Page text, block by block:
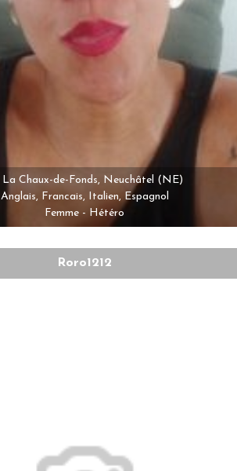
La Chaux-de-Fonds, Neuchâtel (NE)
Anglais, Francais, Italien, Espagnol
Femme - Hétéro
Roro1212